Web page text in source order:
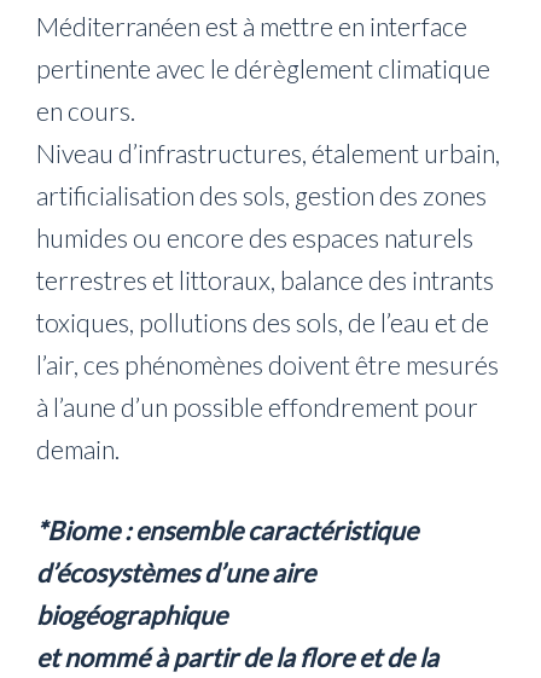
Méditerranéen est à mettre en interface
pertinente avec le dérèglement climatique
en cours.
Niveau d’infrastructures, étalement urbain,
artificialisation des sols, gestion des zones
humides ou encore des espaces naturels
terrestres et littoraux, balance des intrants
toxiques, pollutions des sols, de l’eau et de
l’air, ces phénomènes doivent être mesurés
à l’aune d’un possible effondrement pour
demain.
*Biome : ensemble caractéristique
d’écosystèmes d’une aire
biogéographique
et nommé à partir de la flore et de la